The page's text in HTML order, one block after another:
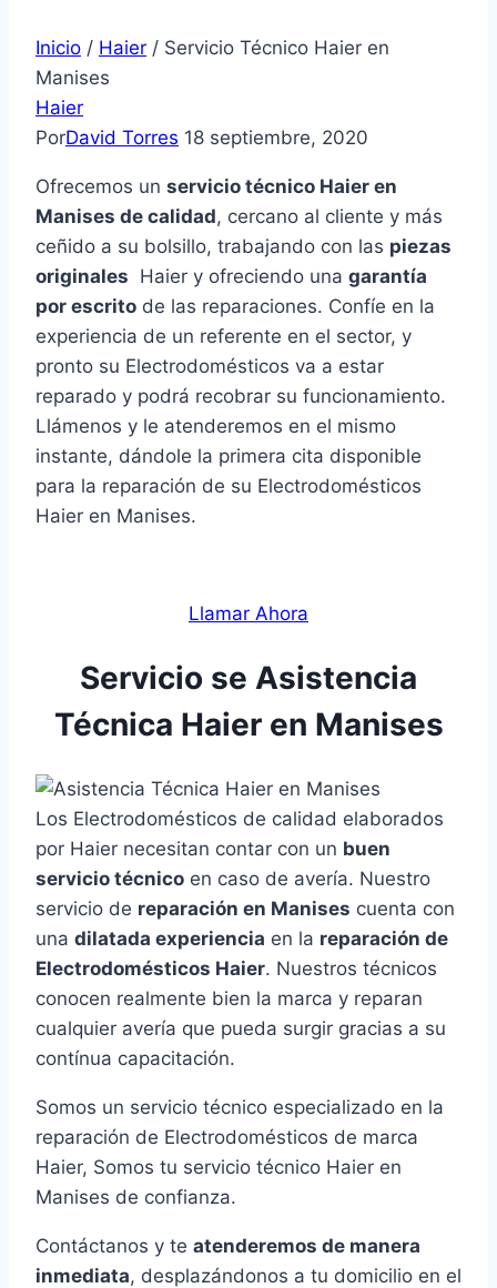
Inicio / Haier / Servicio Técnico Haier en
Manises
Haier
PorDavid Torres 18 septiembre, 2020
Ofrecemos un servicio técnico Haier en
Manises de calidad, cercano al cliente y más
ceñido a su bolsillo, trabajando con las piezas
originales Haier y ofreciendo una garantía
por escrito de las reparaciones. Confíe en la
experiencia de un referente en el sector, y
pronto su Electrodomésticos va a estar
reparado y podrá recobrar su funcionamiento.
Llámenos y le atenderemos en el mismo
instante, dándole la primera cita disponible
para la reparación de su Electrodomésticos
Haier en Manises.
Llamar Ahora
Servicio se Asistencia
Técnica Haier en Manises
Los Electrodomésticos de calidad elaborados
por Haier necesitan contar con un buen
servicio técnico en caso de avería. Nuestro
servicio de reparación en Manises cuenta con
una dilatada experiencia en la reparación de
Electrodomésticos Haier. Nuestros técnicos
conocen realmente bien la marca y reparan
cualquier avería que pueda surgir gracias a su
contínua capacitación.
Somos un servicio técnico especializado en la
reparación de Electrodomésticos de marca
Haier, Somos tu servicio técnico Haier en
Manises de confianza.
Contáctanos y te atenderemos de manera
inmediata, desplazándonos a tu domicilio en el